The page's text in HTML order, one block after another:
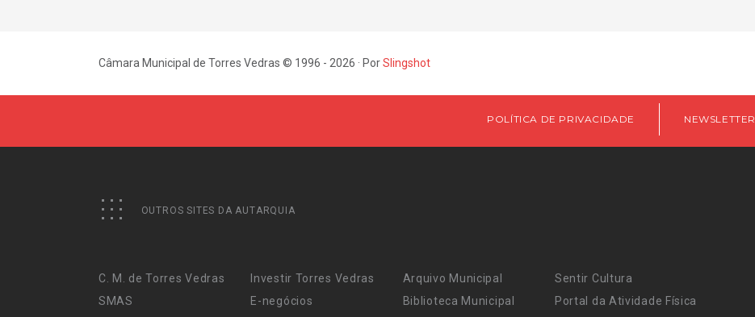
Câmara Municipal de Torres Vedras © 1996 - 2026 · PorSlingshot
POLÍTICA DE PRIVACIDADE NEWSLETTER
OUTROS SITES DA AUTARQUIA
C. M. de Torres Vedras
SMAS
Investir Torres Vedras
E-negócios
Arquivo Municipal
Biblioteca Municipal
Sentir Cultura
Portal da Atividade Física